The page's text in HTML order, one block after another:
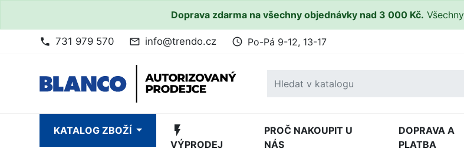
Doprava zdarma na všechny objednávky nad 3 000 Kč.
phone 731 979 570 mail_outline info@trendo.cz access_time Po-Pá 9-12, 13-17
KATALOG ZBOŽÍ flash_on
VÝPRODEJ
PROČ NAKOUPIT U
NÁS
DOPRAVA A
PLATBA